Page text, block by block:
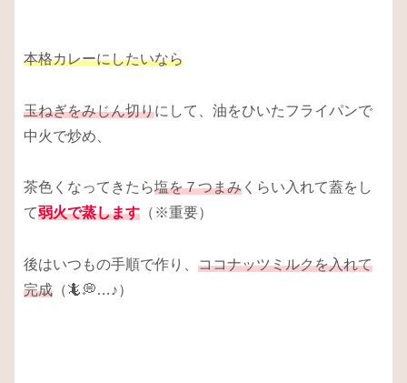
本格カレーにしたいなら
玉ねぎをみじん切りにして、油をひいたフライパンで
中火で炒め、
茶色くなってきたら塩を７つまみ くらい入れて蓋をし
て弱火で蒸します （※重要）
後はいつもの手順で作り、 ココナッツミルクを入れて
完成 （🦎💭…♪）